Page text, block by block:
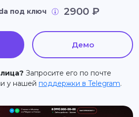
под ключ 2900 ₽
Демо
Запросите его по почте
у нашей поддержки в Telegram.